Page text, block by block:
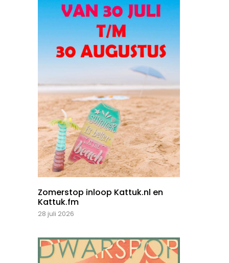
Zomerstop inloop Kattuk.nl en
Kattuk.fm
28 juli 2026